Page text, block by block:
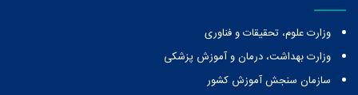
وزارت علوم، تحقیقات و فناوری
وزارت بهداشت، درمان و آموزش پزشکی
سازمان سنجش آموزش کشور